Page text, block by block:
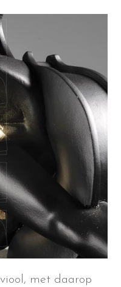
met daarop